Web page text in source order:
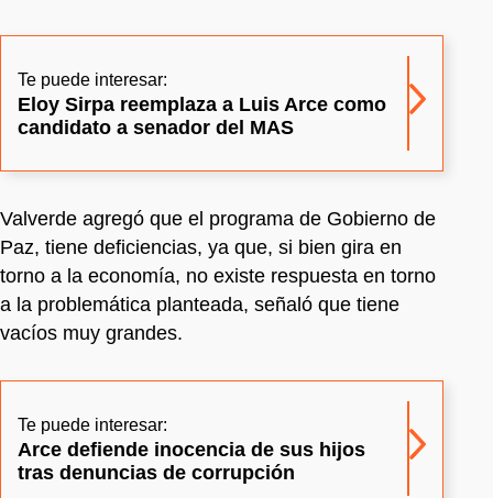
Te puede interesar:
Eloy Sirpa reemplaza a Luis Arce como
candidato a senador del MAS
Valverde agregó que el programa de Gobierno de
Paz, tiene deficiencias, ya que, si bien gira en
torno a la economía, no existe respuesta en torno
a la problemática planteada, señaló que tiene
vacíos muy grandes.
Te puede interesar:
Arce defiende inocencia de sus hijos
tras denuncias de corrupción